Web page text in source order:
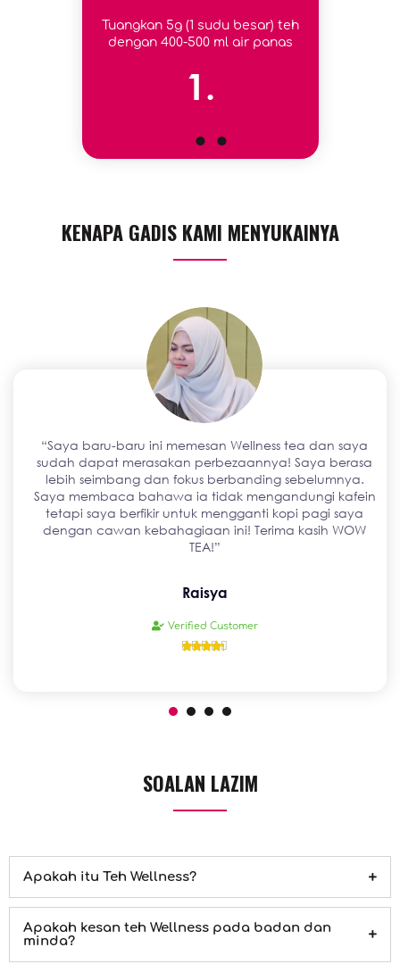
Tuangkan 5g (1 sudu besar) teh
dengan 400-500 ml air panas
1.
KENAPA GADIS KAMI MENYUKAINYA
“Saya baru-baru ini memesan Wellness tea dan saya
sudah dapat merasakan perbezaannya! Saya berasa
lebih seimbang dan fokus berbanding sebelumnya.
Saya membaca bahawa ia tidak mengandungi kafein
tetapi saya berfikir untuk mengganti kopi pagi saya
dengan cawan kebahagiaan ini! Terima kasih WOW
TEA!”
Raisya
Verified Customer
    
SOALAN LAZIM
Apakah itu Teh Wellness?
Apakah kesan teh Wellness pada badan dan
minda?